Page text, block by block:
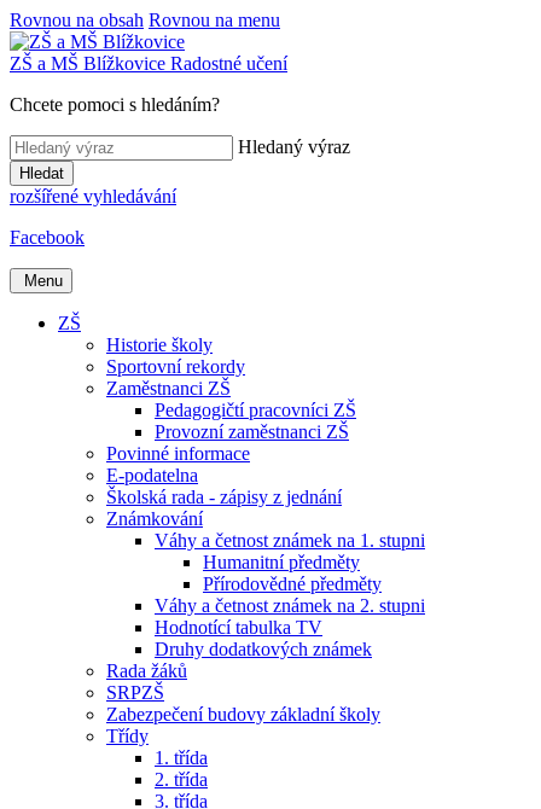
Rovnou na obsah Rovnou na menu
ZŠ a MŠ Blížkovice Radostné učení
Chcete pomoci s hledáním?
Hledaný výraz
Hledat
rozšířené vyhledávání
Facebook
Menu
ZŠ
Historie školy
Sportovní rekordy
Zaměstnanci ZŠ
Pedagogičtí pracovníci ZŠ
Provozní zaměstnanci ZŠ
Povinné informace
E-podatelna
Školská rada - zápisy z jednání
Známkování
Váhy a četnost známek na 1. stupni
Humanitní předměty
Přírodovědné předměty
Váhy a četnost známek na 2. stupni
Hodnotící tabulka TV
Druhy dodatkových známek
Rada žáků
SRPZŠ
Zabezpečení budovy základní školy
Třídy
1. třída
2. třída
3. třída